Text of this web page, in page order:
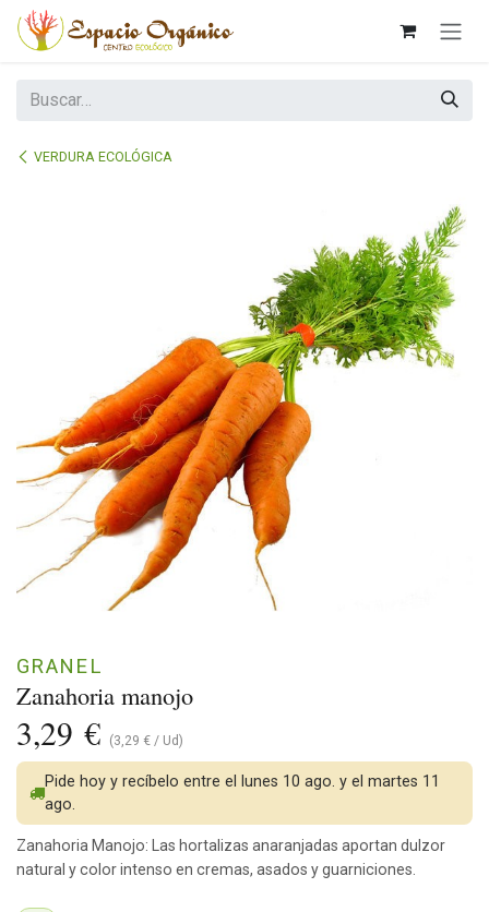
Ir al contenido
VERDURA ECOLÓGICA
Zanahoria manojo
GRANEL
3,29 € (3,29 € / Ud)
Pide hoy y recíbelo entre el lunes 10 ago. y el martes 11
ago.
Zanahoria Manojo: Las hortalizas anaranjadas aportan dulzor
natural y color intenso en cremas, asados y guarniciones.